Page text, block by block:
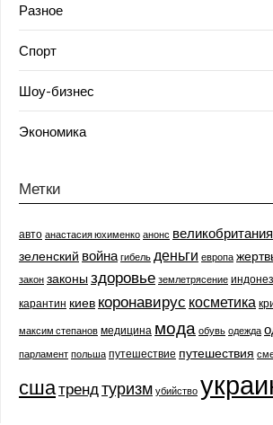
Разное
Спорт
Шоу-бизнес
Экономика
Метки
авто анастасия юхименко анонс великобритания
зеленский война гибель деньги европа
закон законыздоровье землетрясение
карантин киев коронавирус косметика
максим степанов медицина мода обувь одежда
парламент польша путешествие путешествия
сшатренд туризм убийство